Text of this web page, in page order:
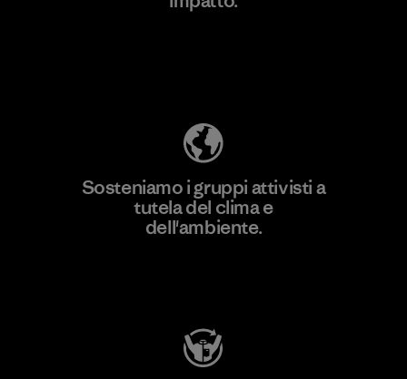
Sosteniamo i gruppi attivisti a
tutela del clima e
dell'ambiente.